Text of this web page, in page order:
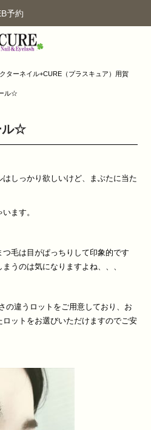
予約
ターネイル+CURE（プラスキュア）用賀
ル☆
ル☆
しっかり欲しいけど、まぶたに当た
ます。
毛は目がぱっちりして印象的です
うのは気になりますよね、、、
の違うロットをご用意しており、お
ットをお選びいただけますのでご安